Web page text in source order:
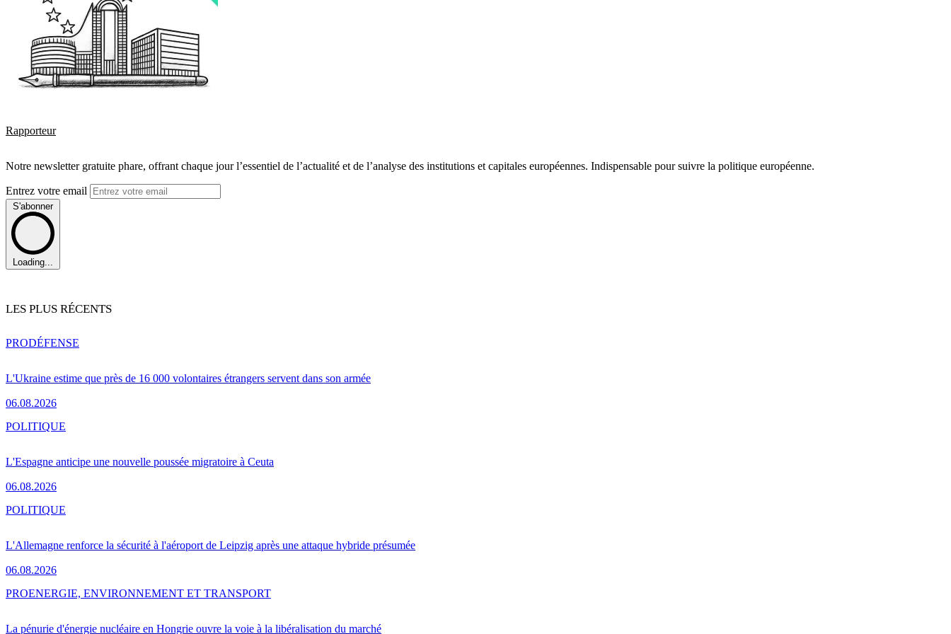
Rapporteur
Notre newsletter gratuite phare, offrant chaque jour l’essentiel de l’actualité et de l’analyse des institutions et capitales européennes. Indispensable pour suivre la politique européenne.
Entrez votre email
S'abonner
Loading...
LES PLUS RÉCENTS
L'Ukraine estime que près de 16 000 volontaires étrangers servent dans son armée
06.08.2026
PRODÉFENSE
L'Espagne anticipe une nouvelle poussée migratoire à Ceuta
06.08.2026
POLITIQUE
L'Allemagne renforce la sécurité à l'aéroport de Leipzig après une attaque hybride présumée
06.08.2026
POLITIQUE
La pénurie d'énergie nucléaire en Hongrie ouvre la voie à la libéralisation du marché
PROENERGIE, ENVIRONNEMENT ET TRANSPORT